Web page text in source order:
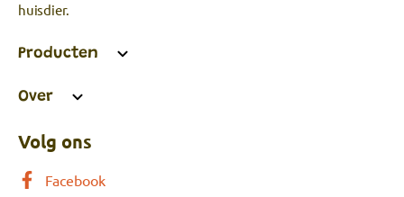
huisdier.
Producten
Over
Volg ons
Facebook